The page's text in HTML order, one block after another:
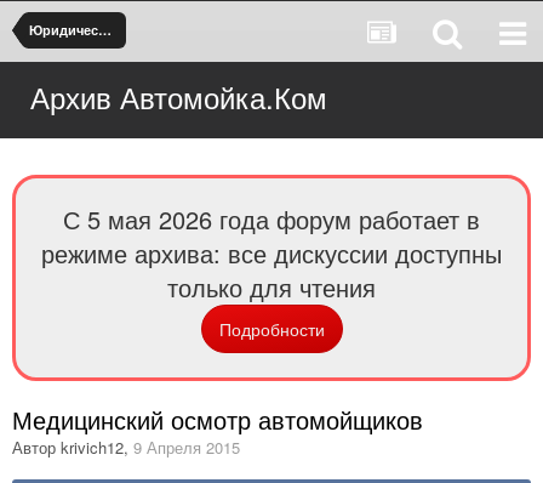
Юридические вопросы
Архив Автомойка.Ком
С 5 мая 2026 года форум работает в
режиме архива: все дискуссии доступны
только для чтения
Подробности
Медицинский осмотр автомойщиков
Автор krivich12, 9 Апреля 2015